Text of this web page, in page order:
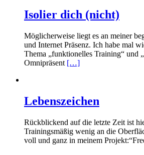
Isolier dich (nicht)
Möglicherweise liegt es an meiner
und Internet Präsenz. Ich habe mal
Thema „funktionelles Training“ und
Omnipräsent […]
Lebenszeichen
Rückblickend auf die letzte Zeit ist
Trainingsmäßig wenig an die
voll und ganz in meinem